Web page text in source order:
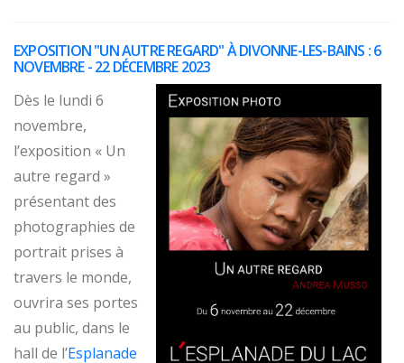
EXPOSITION "UN AUTRE REGARD" À DIVONNE-LES-BAINS : 6
NOVEMBRE - 22 DÉCEMBRE 2023
Dès le lundi 6
novembre,
l’exposition « Un
autre regard »
présentant des
photographies de
portrait prises à
travers le monde,
ouvrira ses portes
au public, dans le
hall de l’Esplanade